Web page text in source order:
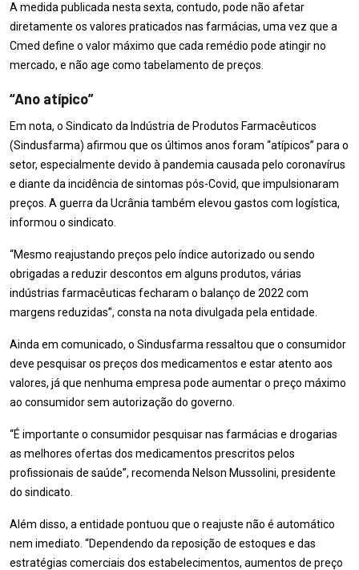
A medida publicada nesta sexta, contudo, pode não afetar
diretamente os valores praticados nas farmácias, uma vez que a
Cmed define o valor máximo que cada remédio pode atingir no
mercado, e não age como tabelamento de preços.
“Ano atípico”
Em nota, o Sindicato da Indústria de Produtos Farmacêuticos
(Sindusfarma) afirmou que os últimos anos foram “atípicos” para o
setor, especialmente devido à pandemia causada pelo coronavírus
e diante da incidência de sintomas pós-Covid, que impulsionaram
preços. A guerra da Ucrânia também elevou gastos com logística,
informou o sindicato.
“Mesmo reajustando preços pelo índice autorizado ou sendo
obrigadas a reduzir descontos em alguns produtos, várias
indústrias farmacêuticas fecharam o balanço de 2022 com
margens reduzidas”, consta na nota divulgada pela entidade.
Ainda em comunicado, o Sindusfarma ressaltou que o consumidor
deve pesquisar os preços dos medicamentos e estar atento aos
valores, já que nenhuma empresa pode aumentar o preço máximo
ao consumidor sem autorização do governo.
“É importante o consumidor pesquisar nas farmácias e drogarias
as melhores ofertas dos medicamentos prescritos pelos
profissionais de saúde”, recomenda Nelson Mussolini, presidente
do sindicato.
Além disso, a entidade pontuou que o reajuste não é automático
nem imediato. “Dependendo da reposição de estoques e das
estratégias comerciais dos estabelecimentos, aumentos de preço